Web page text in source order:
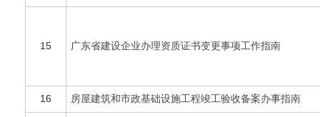
15 广东省建设企业办理资质证书变更事项工作指南
16 房屋建筑和市政基础设施工程竣工验收备案办事指南